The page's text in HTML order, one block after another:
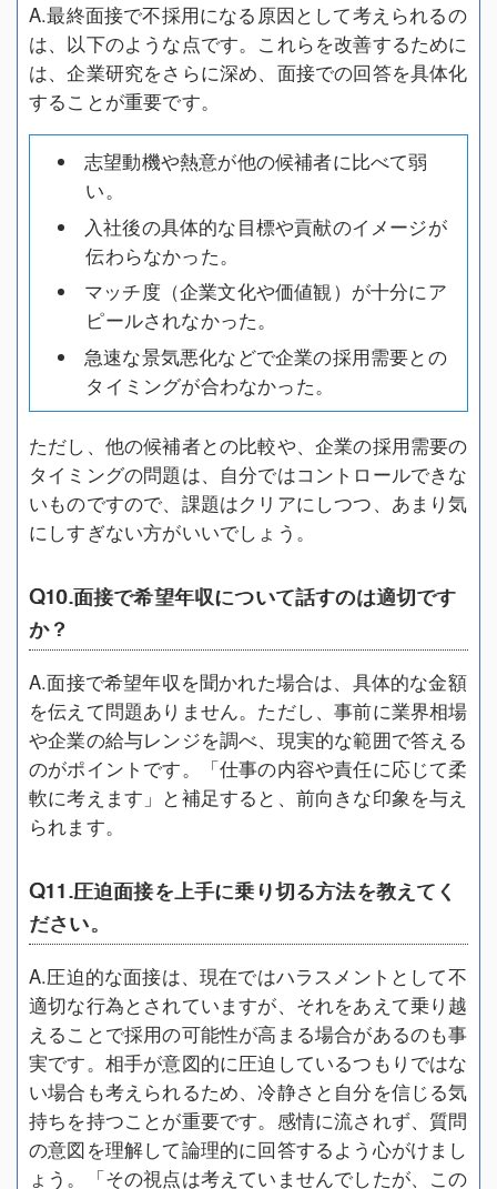
A.最終面接で不採用になる原因として考えられるの
は、以下のような点です。これらを改善するために
は、企業研究をさらに深め、面接での回答を具体化
することが重要です。
志望動機や熱意が他の候補者に比べて弱
い。
入社後の具体的な目標や貢献のイメージが
伝わらなかった。
マッチ度（企業文化や価値観）が十分にア
ピールされなかった。
急速な景気悪化などで企業の採用需要との
タイミングが合わなかった。
ただし、他の候補者との比較や、企業の採用需要の
タイミングの問題は、自分ではコントロールできな
いものですので、課題はクリアにしつつ、あまり気
にしすぎない方がいいでしょう。
Q10.面接で希望年収について話すのは適切です
か？
A.面接で希望年収を聞かれた場合は、具体的な金額
を伝えて問題ありません。ただし、事前に業界相場
や企業の給与レンジを調べ、現実的な範囲で答える
のがポイントです。「仕事の内容や責任に応じて柔
軟に考えます」と補足すると、前向きな印象を与え
られます。
Q11.圧迫面接を上手に乗り切る方法を教えてく
ださい。
A.圧迫的な面接は、現在ではハラスメントとして不
適切な行為とされていますが、それをあえて乗り越
えることで採用の可能性が高まる場合があるのも事
実です。相手が意図的に圧迫しているつもりではな
い場合も考えられるため、冷静さと自分を信じる気
持ちを持つことが重要です。感情に流されず、質問
の意図を理解して論理的に回答するよう心がけまし
ょう。「その視点は考えていませんでしたが、この